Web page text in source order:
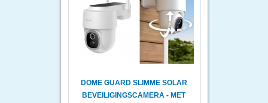
DOME GUARD SLIMME SOLAR
BEVEILIGINGSCAMERA - MET